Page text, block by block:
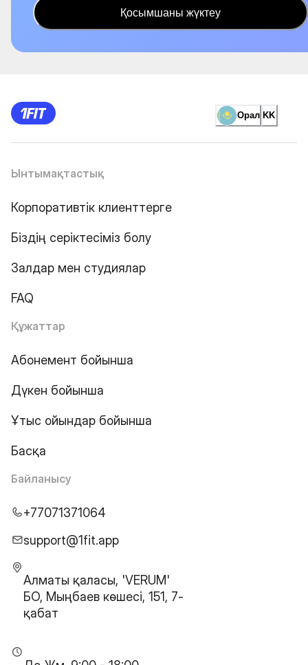
Қосымшаны жүктеу
Орал KK
Ынтымақтастық
Корпоративтік клиенттерге
Біздің серіктесіміз болу
Залдар мен студиялар
FAQ
Құжаттар
Абонемент бойынша
Дүкен бойынша
Ұтыс ойындар бойынша
Басқа
Байланысу
+77071371064
support@1fit.app
Алматы қаласы, 'VERUM'
БО, Мыңбаев көшесі, 151, 7-
қабат